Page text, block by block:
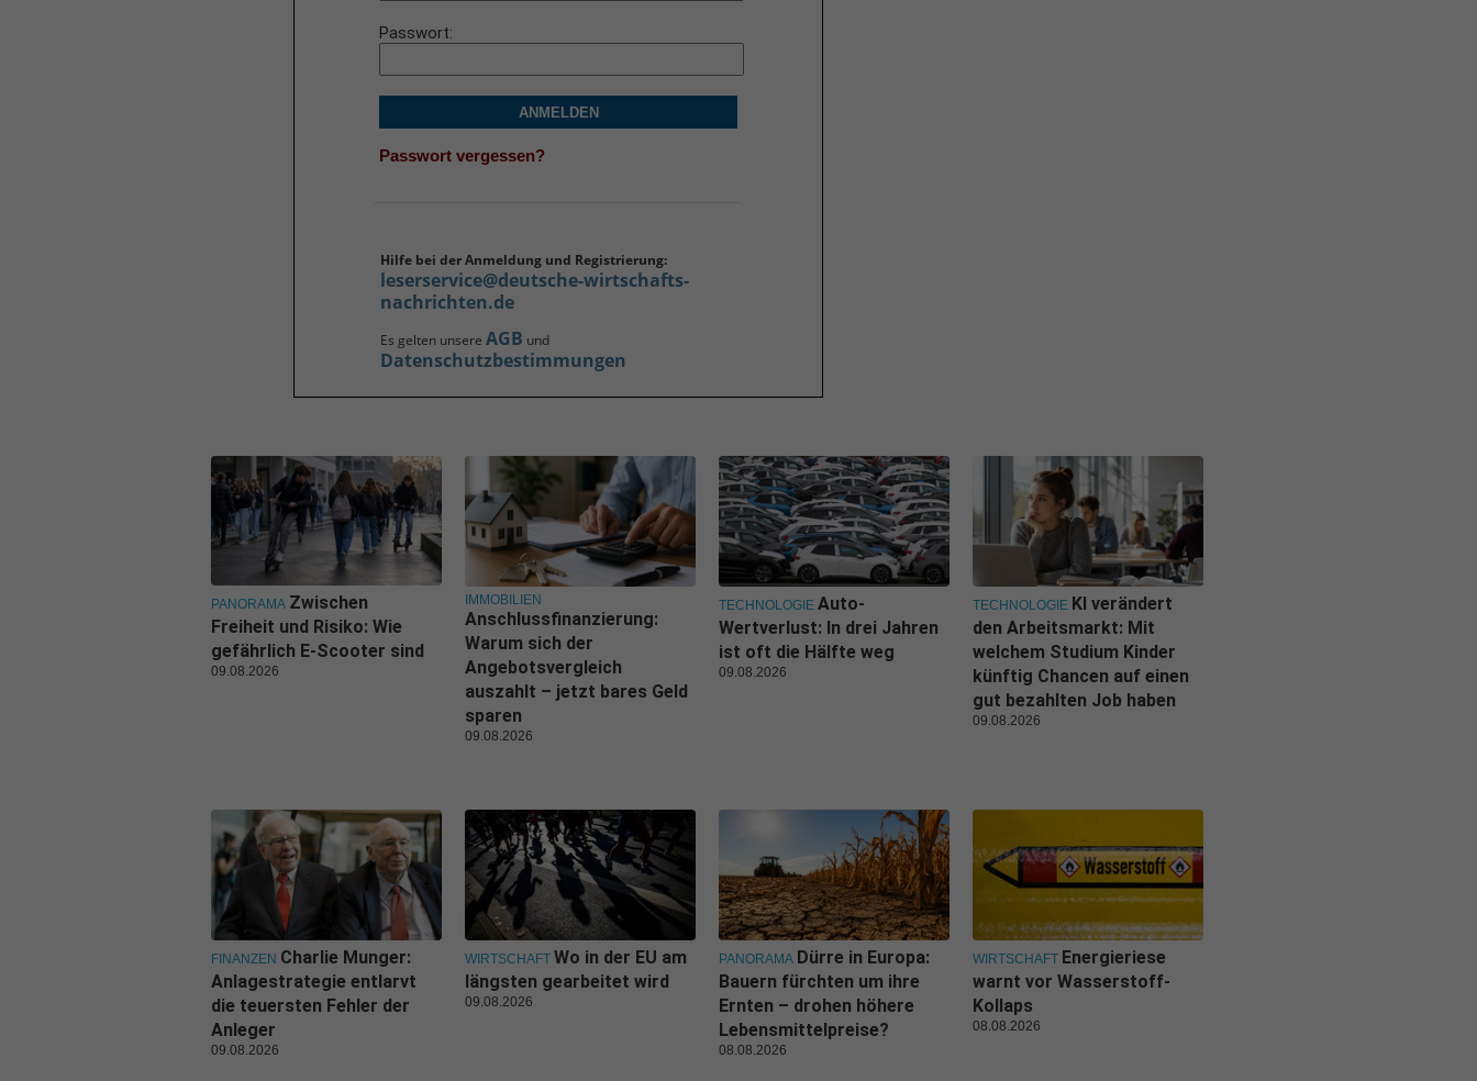
Passwort
ANMELDEN
Passwort vergessen?
Hilfe bei der Anmeldung und Registrierung:
leserservice@deutsche-wirtschafts-
nachrichten.de
Es gelten unsere AGB und
Datenschutzbestimmungen
PANORAMA Zwischen
Freiheit und Risiko: Wie
gefährlich E-Scooter sind
09.08.2026
IMMOBILIEN
Anschlussfinanzierung:
Warum sich der
Angebotsvergleich
auszahlt – jetzt bares Geld
sparen
09.08.2026
TECHNOLOGIE Auto-
Wertverlust: In drei Jahren
ist oft die Hälfte weg
09.08.2026
TECHNOLOGIE KI verändert
den Arbeitsmarkt: Mit
welchem Studium Kinder
künftig Chancen auf einen
gut bezahlten Job haben
09.08.2026
FINANZEN Charlie Munger:
Anlagestrategie entlarvt
die teuersten Fehler der
Anleger
09.08.2026
WIRTSCHAFT Wo in der EU am
längsten gearbeitet wird
09.08.2026
PANORAMA Dürre in Europa:
Bauern fürchten um ihre
Ernten – drohen höhere
Lebensmittelpreise?
08.08.2026
WIRTSCHAFT Energieriese
warnt vor Wasserstoff-
Kollaps
08.08.2026